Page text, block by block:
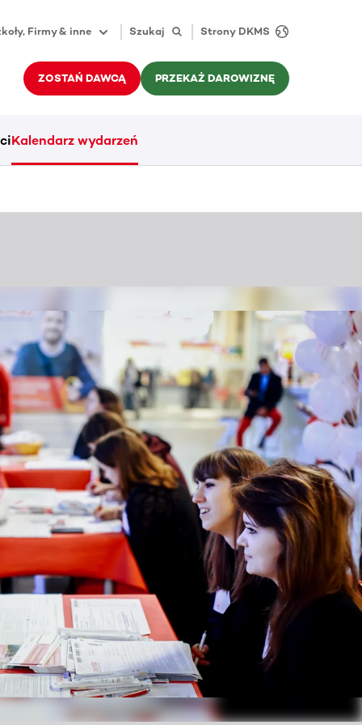
Firmy & inne Szukaj Strony DKMS
ZOSTAŃ DAWCĄ PRZEKAŻ DAROWIZNĘ
Kalendarz wydarzeń